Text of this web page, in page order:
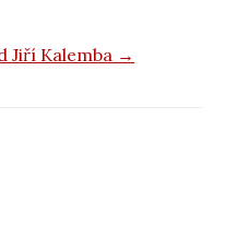
Jiří Kalemba →